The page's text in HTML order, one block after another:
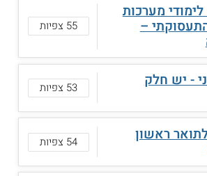
מערכות
– 55 צפיות
- יש חלק 53 צפיות
ראשון 54 צפיות